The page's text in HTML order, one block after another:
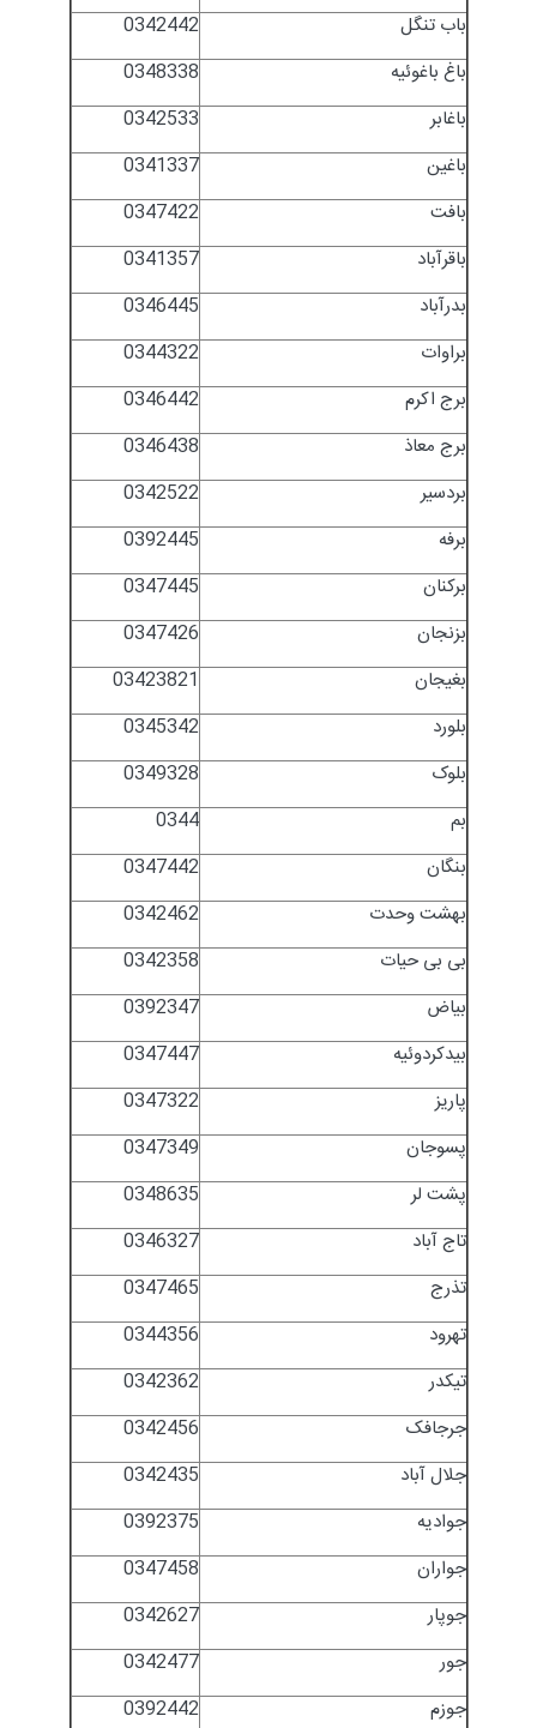
0342442
باب تنگل
0348338
باغ باغوئیه
0342533
باغابر
0341337
باغین
0347422
بافت
0341357
باقرآباد
0346445
بدرآباد
0344322
براوات
0346442
برج اکرم
0346438
برج معاذ
0342522
بردسیر
0392445
برفه
0347445
برکنان
0347426
بزنجان
03423821
بغیجان
0345342
بلورد
0349328
بلوک
0344
بم
0347442
بنگان
0342462
بهشت وحدت
0342358
بی بی حیات
0392347
بیاض
0347447
بیدکردوئیه
0347322
پاریز
0347349
پسوجان
0348635
پشت لر
0346327
تاج آباد
0347465
تذرج
0344356
تهرود
0342362
تیکدر
0342456
جرجافک
0342435
جلال آباد
0392375
جوادیه
0347458
جواران
0342627
جوپار
0342477
جور
0392442
جوزم